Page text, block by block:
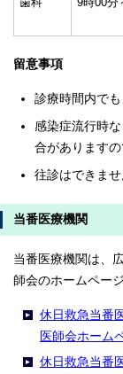
留意事項
診療時間内で
感染症流行時
合があります
往診はできませ
当番医療機関
当番医療機関は、
師会のホームペー
休日救急当番
医師会ホーム
休日救急当番